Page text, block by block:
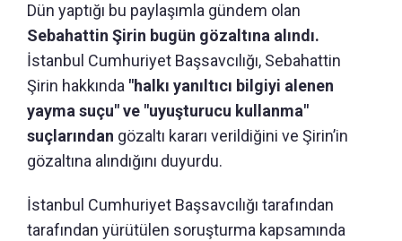
Dün yaptığı bu paylaşımla gündem olan
Sebahattin Şirin bugün gözaltına alındı.
İstanbul Cumhuriyet Başsavcılığı, Sebahattin
Şirin hakkında "halkı yanıltıcı bilgiyi alenen
yayma suçu" ve "uyuşturucu kullanma"
suçlarından gözaltı kararı verildiğini ve Şirin’in
gözaltına alındığını duyurdu.
İstanbul Cumhuriyet Başsavcılığı tarafından
tarafından yürütülen soruşturma kapsamında